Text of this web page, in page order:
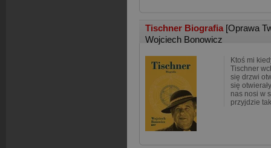
Tischner Biografia [Oprawa
Wojciech Bonowicz
Ktoś mi
Tischner
się drzwi
się
nas nosi w
przyjdzie tak